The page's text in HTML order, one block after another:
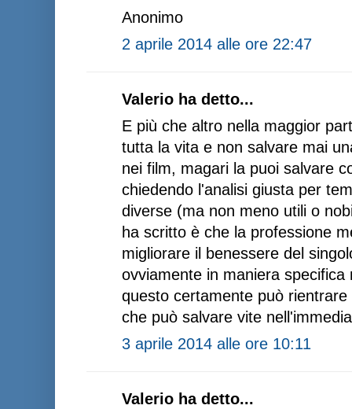
Anonimo
2 aprile 2014 alle ore 22:47
Valerio ha detto...
E più che altro nella maggior
tutta la vita e non salvare mai
nei film, magari la puoi salvare
chiedendo l'analisi giusta per
diverse (ma non meno utili o
ha scritto è che la professione
migliorare il benessere del
ovviamente in maniera
questo certamente può
che può salvare vite
3 aprile 2014 alle ore 10:11
Valerio ha detto...